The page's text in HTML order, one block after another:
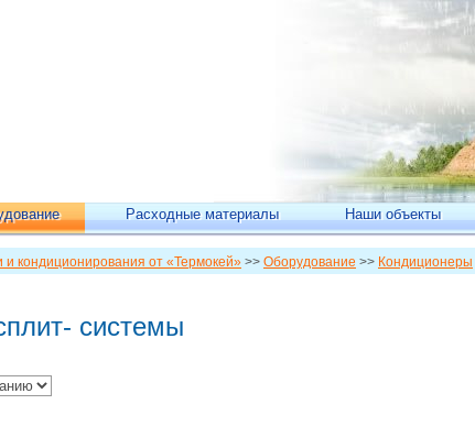
Расходные материалы Наши объекты
кондиционирования от «Термокей» >> Оборудование >> Кондиционеры
системы